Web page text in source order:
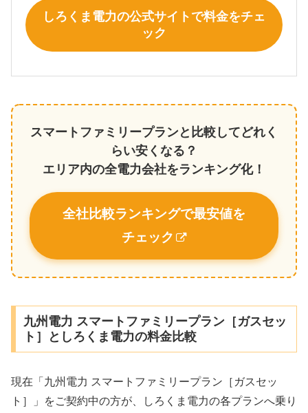
しろくま電力の公式サイトで料金をチェ
ック
スマートファミリープランと比較してどれく
らい安くなる？
エリア内の全電力会社をランキング化！
全社比較ランキングで最安値を
チェック
九州電力 スマートファミリープラン［ガスセッ
ト］としろくま電力の料金比較
現在「九州電力 スマートファミリープラン［ガスセッ
ト］」をご契約中の方が、しろくま電力の各プランへ乗り